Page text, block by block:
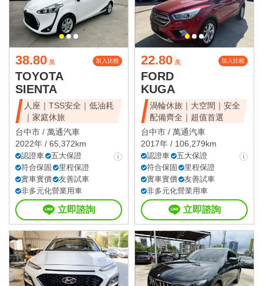
38.80 萬 加入比較
TOYOTA
SIENTA
人座｜TSS安全｜低油耗
｜家庭休旅
台中市 / 萬通汽車
2022年 / 65,372km
認證車
五大保證
符合保固
里程保證
實車實價
友善試車
非多元化營業用車
立即諮詢
22.80 萬 加入比較
FORD
KUGA
渦輪休旅｜大空間｜安全
配備齊全｜超值首選
台中市 / 萬通汽車
2017年 / 106,279km
認證車
五大保證
符合保固
里程保證
實車實價
友善試車
非多元化營業用車
立即諮詢